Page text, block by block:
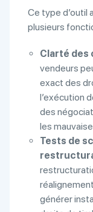
Ce type d’outil
plusieurs
Clarté des
vendeurs
exact des
l’exécution
des
les
Tests de
générer